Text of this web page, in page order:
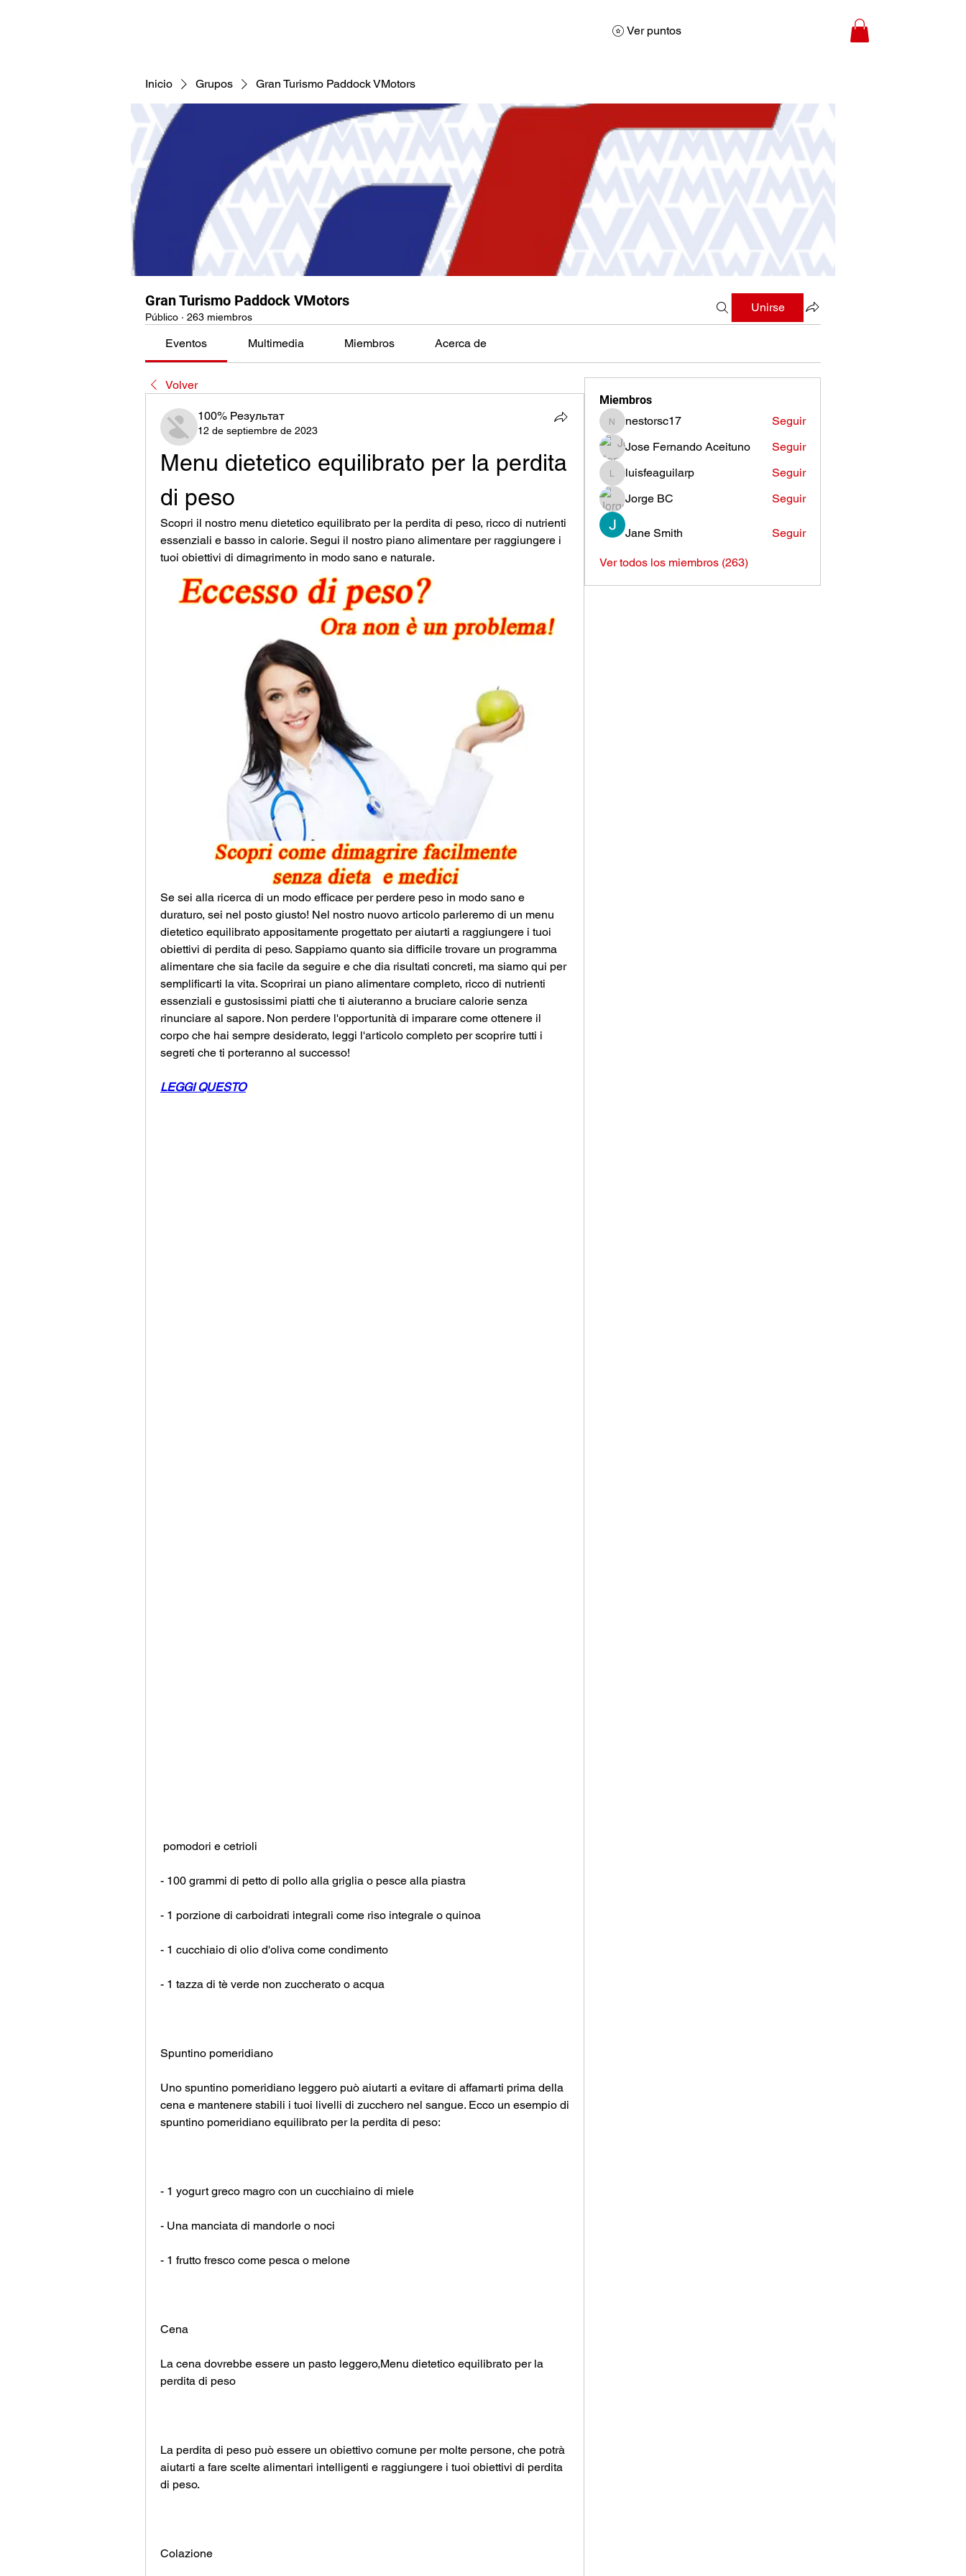
Ver puntos
Inicio Grupos Gran Turismo Paddock VMotors
Gran Turismo Paddock VMotors
Público · 263 miembros
Unirse
Eventos Multimedia Miembros Acerca de
Volver
100% Результат
12 de septiembre de 2023
Menu dietetico equilibrato per la perdita
di peso
Scopri il nostro menu dietetico equilibrato per la perdita di peso, ricco di nutrienti
essenziali e basso in calorie. Segui il nostro piano alimentare per raggiungere i
tuoi obiettivi di dimagrimento in modo sano e naturale.
Se sei alla ricerca di un modo efficace per perdere peso in modo sano e
duraturo, sei nel posto giusto! Nel nostro nuovo articolo parleremo di un menu
dietetico equilibrato appositamente progettato per aiutarti a raggiungere i tuoi
obiettivi di perdita di peso. Sappiamo quanto sia difficile trovare un programma
alimentare che sia facile da seguire e che dia risultati concreti, ma siamo qui per
semplificarti la vita. Scoprirai un piano alimentare completo, ricco di nutrienti
essenziali e gustosissimi piatti che ti aiuteranno a bruciare calorie senza
rinunciare al sapore. Non perdere l'opportunità di imparare come ottenere il
corpo che hai sempre desiderato, leggi l'articolo completo per scoprire tutti i
segreti che ti porteranno al successo!
LEGGI QUESTO
pomodori e cetrioli
- 100 grammi di petto di pollo alla griglia o pesce alla piastra
- 1 porzione di carboidrati integrali come riso integrale o quinoa
- 1 cucchiaio di olio d'oliva come condimento
- 1 tazza di tè verde non zuccherato o acqua
Spuntino pomeridiano
Uno spuntino pomeridiano leggero può aiutarti a evitare di affamarti prima della
cena e mantenere stabili i tuoi livelli di zucchero nel sangue. Ecco un esempio di
spuntino pomeridiano equilibrato per la perdita di peso:
- 1 yogurt greco magro con un cucchiaino di miele
- Una manciata di mandorle o noci
- 1 frutto fresco come pesca o melone
Cena
La cena dovrebbe essere un pasto leggero,Menu dietetico equilibrato per la
perdita di peso
La perdita di peso può essere un obiettivo comune per molte persone, che potrà
aiutarti a fare scelte alimentari intelligenti e raggiungere i tuoi obiettivi di perdita
di peso.
Colazione
Miembros
nestorsc17
nestorsc17
Seguir
Jose Fernando Aceituno
Seguir
luisfeaguilarp
luisfeaguilarp
Seguir
Jorge BC
Seguir
Jane Smith Seguir
Ver todos los miembros (263)